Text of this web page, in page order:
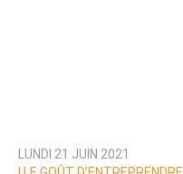
LUNDI 21 JUIN 2021